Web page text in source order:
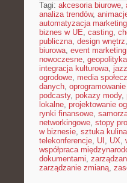
Tagi: akcesoria biurowe,
analiza trendów,
automatyzacja
biznes w UE, casting,
publiczna, design wnętrz,
biurowa, event marketing
nowoczesne, geopolityka
integracja kulturowa, jazz
ogrodowe, media
danych, oprogramowanie
podcasty, pokazy mody,
lokalne, projektowanie
rynki finansowe,
networkingowe, stopy
w biznesie, sztuka
telekonferencje, UI , UX,
współpraca
dokumentami,
zarządzanie zmianą,